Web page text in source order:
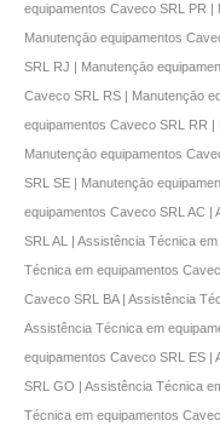
equipamentos Caveco SRL PR |
Manutençāo equipamentos
SRL RJ | Manutençāo
Caveco SRL RS | Manutençāo
equipamentos Caveco SRL RR
Manutençāo equipamentos
SRL SE | Manutençāo
equipamentos Caveco SRL AC
SRL AL | Assistência Técnica
Técnica em equipamentos
Caveco SRL BA | Assistência
Assistência Técnica em
equipamentos Caveco SRL ES |
SRL GO | Assistência Técnica
Técnica em equipamentos